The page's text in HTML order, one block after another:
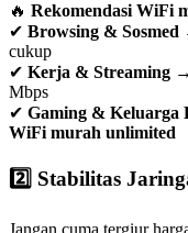
🔥 Rekomendasi WiFi
✔ Browsing & Sosmed
cukup
✔ Kerja & Streaming
Mbps
✔ Gaming & Keluarga
WiFi murah unlimited
2️⃣ Stabilitas
Jangan cuma tergiur